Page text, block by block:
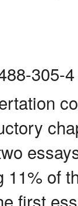
305-4
11% of
first